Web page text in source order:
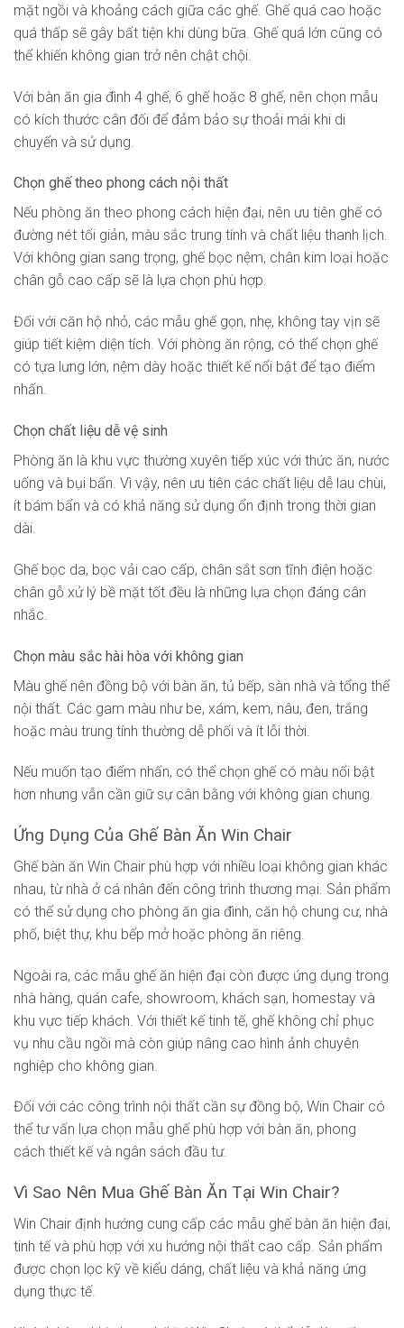
mặt ngồi và khoảng cách giữa các ghế. Ghế quá cao hoặc
quá thấp sẽ gây bất tiện khi dùng bữa. Ghế quá lớn cũng có
thể khiến không gian trở nên chật chội.
Với bàn ăn gia đình 4 ghế, 6 ghế hoặc 8 ghế, nên chọn mẫu
có kích thước cân đối để đảm bảo sự thoải mái khi di
chuyển và sử dụng.
Chọn ghế theo phong cách nội thất
Nếu phòng ăn theo phong cách hiện đại, nên ưu tiên ghế có
đường nét tối giản, màu sắc trung tính và chất liệu thanh lịch.
Với không gian sang trọng, ghế bọc nệm, chân kim loại hoặc
chân gỗ cao cấp sẽ là lựa chọn phù hợp.
Đối với căn hộ nhỏ, các mẫu ghế gọn, nhẹ, không tay vịn sẽ
giúp tiết kiệm diện tích. Với phòng ăn rộng, có thể chọn ghế
có tựa lưng lớn, nệm dày hoặc thiết kế nổi bật để tạo điểm
nhấn.
Chọn chất liệu dễ vệ sinh
Phòng ăn là khu vực thường xuyên tiếp xúc với thức ăn, nước
uống và bụi bẩn. Vì vậy, nên ưu tiên các chất liệu dễ lau chùi,
ít bám bẩn và có khả năng sử dụng ổn định trong thời gian
dài.
Ghế bọc da, bọc vải cao cấp, chân sắt sơn tĩnh điện hoặc
chân gỗ xử lý bề mặt tốt đều là những lựa chọn đáng cân
nhắc.
Chọn màu sắc hài hòa với không gian
Màu ghế nên đồng bộ với bàn ăn, tủ bếp, sàn nhà và tổng thể
nội thất. Các gam màu như be, xám, kem, nâu, đen, trắng
hoặc màu trung tính thường dễ phối và ít lỗi thời.
Nếu muốn tạo điểm nhấn, có thể chọn ghế có màu nổi bật
hơn nhưng vẫn cần giữ sự cân bằng với không gian chung.
Ứng Dụng Của Ghế Bàn Ăn Win Chair
Ghế bàn ăn Win Chair phù hợp với nhiều loại không gian khác
nhau, từ nhà ở cá nhân đến công trình thương mại. Sản phẩm
có thể sử dụng cho phòng ăn gia đình, căn hộ chung cư, nhà
phố, biệt thự, khu bếp mở hoặc phòng ăn riêng.
Ngoài ra, các mẫu ghế ăn hiện đại còn được ứng dụng trong
nhà hàng, quán cafe, showroom, khách sạn, homestay và
khu vực tiếp khách. Với thiết kế tinh tế, ghế không chỉ phục
vụ nhu cầu ngồi mà còn giúp nâng cao hình ảnh chuyên
nghiệp cho không gian.
Đối với các công trình nội thất cần sự đồng bộ, Win Chair có
thể tư vấn lựa chọn mẫu ghế phù hợp với bàn ăn, phong
cách thiết kế và ngân sách đầu tư.
Vì Sao Nên Mua Ghế Bàn Ăn Tại Win Chair?
Win Chair định hướng cung cấp các mẫu ghế bàn ăn hiện đại,
tinh tế và phù hợp với xu hướng nội thất cao cấp. Sản phẩm
được chọn lọc kỹ về kiểu dáng, chất liệu và khả năng ứng
dụng thực tế.